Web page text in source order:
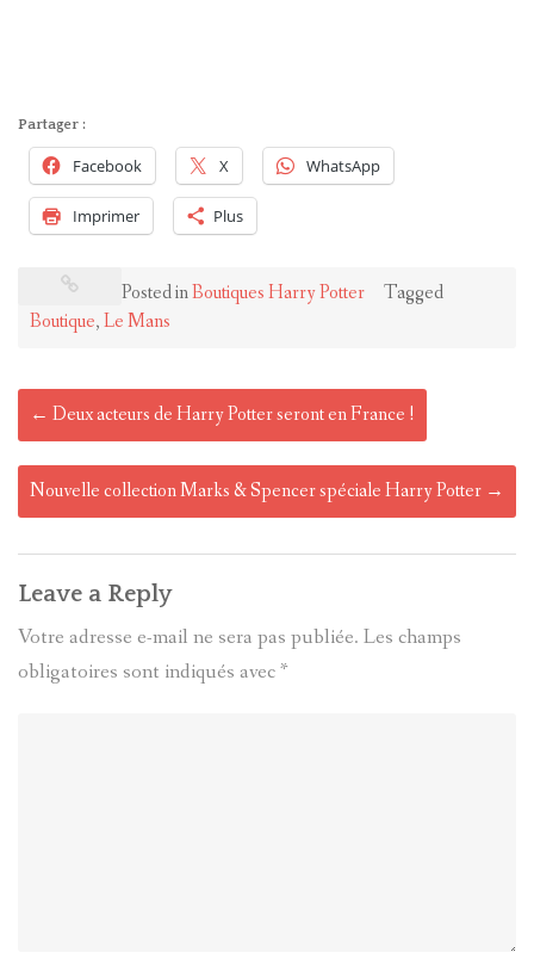
Partager :
Facebook X WhatsApp
Imprimer Plus
Posted inBoutiques Harry Potter
Tagged
Boutique,Le Mans
Post
navigation
← Deux acteurs de Harry Potter seront en France !
Nouvelle collection Marks & Spencer spéciale Harry Potter →
Leave a Reply
Votre adresse e-mail ne sera pas publiée. Les champs
obligatoires sont indiqués avec*